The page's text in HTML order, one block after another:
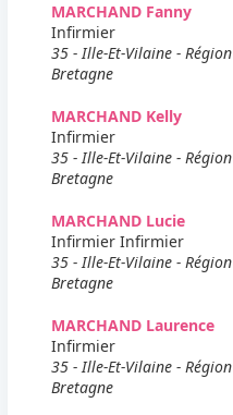
MARCHAND Fanny
Infirmier
35 - Ille-Et-Vilaine - Région
Bretagne
MARCHAND Kelly
Infirmier
35 - Ille-Et-Vilaine - Région
Bretagne
MARCHAND Lucie
Infirmier Infirmier
35 - Ille-Et-Vilaine - Région
Bretagne
MARCHAND Laurence
Infirmier
35 - Ille-Et-Vilaine - Région
Bretagne